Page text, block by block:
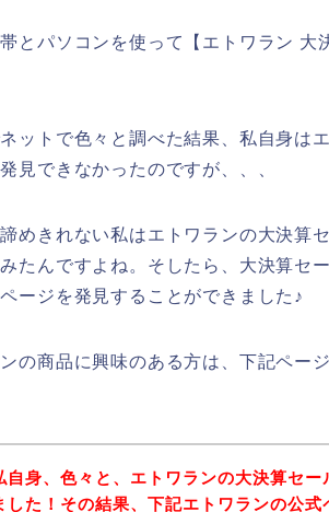
とパソコンを使って【エトワラン 大
ットで色々と調べた結果、私自身は
見できなかったのですが、、、
めきれない私はエトワランの大決算
たんですよね。そしたら、大決算セ
ージを発見することができました♪
の商品に興味のある方は、下記ペー
自身、色々と、エトワランの大決算セー
した！その結果、下記エトワランの公式